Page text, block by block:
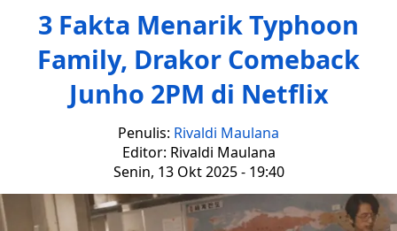
3 Fakta Menarik Typhoon
Family, Drakor Comeback
Junho 2PM di Netflix
Penulis: Rivaldi Maulana
Editor: Rivaldi Maulana
Senin, 13 Okt 2025 - 19:40